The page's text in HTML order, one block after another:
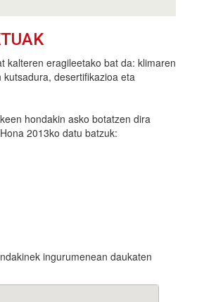
kalteren eragileetako bat da: klimaren
desertifikazioa eta
hondakin asko botatzen dira
2013ko datu batzuk:
ingurumenean daukaten